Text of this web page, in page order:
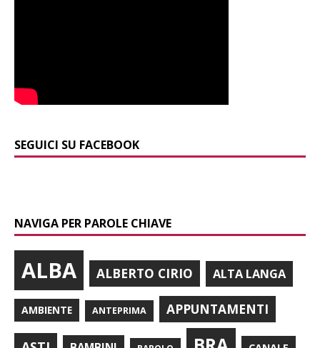
SEGUICI SU FACEBOOK
NAVIGA PER PAROLE CHIAVE
ALBA ALBERTO CIRIO ALTA LANGA
AMBIENTE ANTEPRIMA APPUNTAMENTI